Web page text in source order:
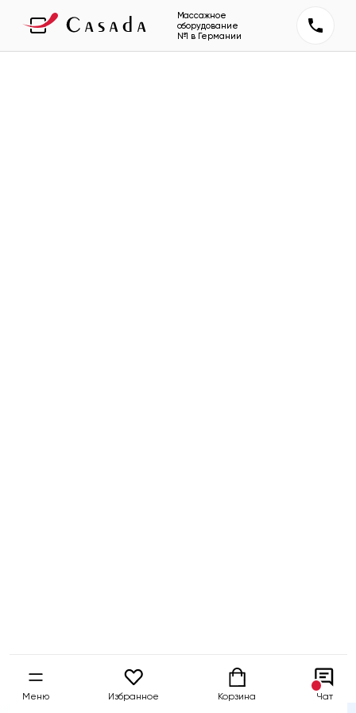
Массажное
оборудование
№1 в Германии
тест-драйв
Гарантия 5
Меню Избранное Корзина Чат